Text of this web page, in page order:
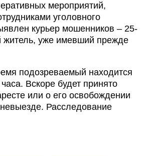
мероприятий,
уголовного
курьер мошенников – 25-
житель, уже имевший прежде
подозреваемый находится
Вскоре будет принято
или о его освобождении
Расследование